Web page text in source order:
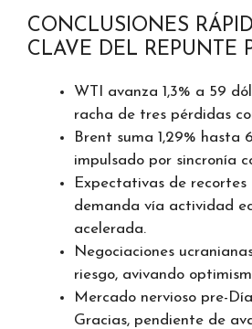
CONCLUSIONES
CLAVE DEL REPUNTE
WTI avanza 1,3% a 59
racha de tres pérdidas
Brent suma 1,29% hasta
impulsado por sincronía
Expectativas de recortes
demanda vía actividad
acelerada.
Negociaciones
riesgo, avivando
Mercado nervioso pre-
Gracias, pendiente de